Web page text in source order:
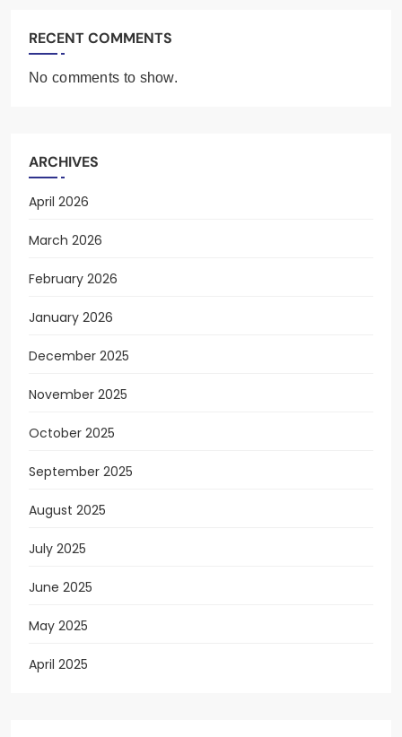
RECENT COMMENTS
No comments to show.
ARCHIVES
April 2026
March 2026
February 2026
January 2026
December 2025
November 2025
October 2025
September 2025
August 2025
July 2025
June 2025
May 2025
April 2025